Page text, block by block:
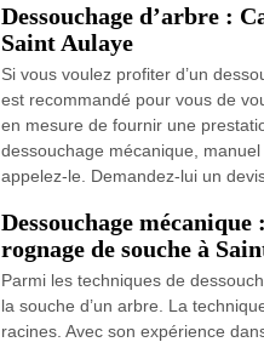
Dessouchage d’arbre :
Saint Aulaye
Si vous voulez profiter d’un
est recommandé pour vous de
en mesure de fournir une
dessouchage mécanique,
appelez-le. Demandez-lui un
Dessouchage
rognage de souche à
Parmi les techniques de
la souche d’un arbre. La
racines. Avec son expérience